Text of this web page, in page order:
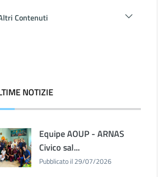
Contenuti
NOTIZIE
Equipe AOUP - ARNAS
Civico sal...
Pubblicato il 29/07/2026